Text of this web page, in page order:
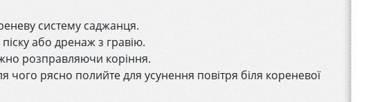
систему саджанця.
або дренаж з гравію.
розправляючи коріння.
чого рясно полийте для усунення повітря біля кореневої